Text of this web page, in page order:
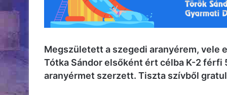
Megszületett a szegedi aranyérem, vele
Tótka Sándor elsőként ért célba K-2 férfi
aranyérmet szerzett. Tiszta szívből